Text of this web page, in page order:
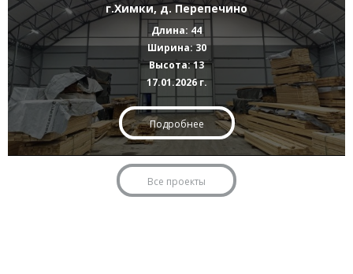
г.Химки, д. Перепечино
Длина: 44
Ширина: 30
Высота: 13
17.01.2026 г.
Подробнее
Все проекты